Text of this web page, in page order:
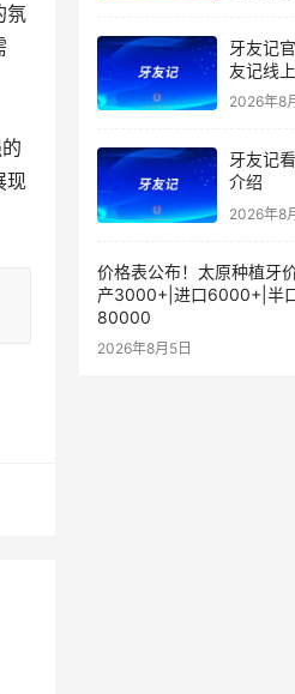
氛
现
牙友记
友记线
优势在哪
2026年8
牙友记
介绍
2026年8
价格表公布！太原种植牙
产3000+|进口6000+|半
80000
2026年8月5日